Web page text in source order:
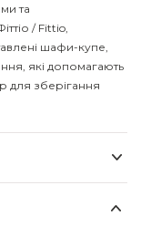
та
/ Fittio,
шафи-купе,
які допомагають
для зберігання